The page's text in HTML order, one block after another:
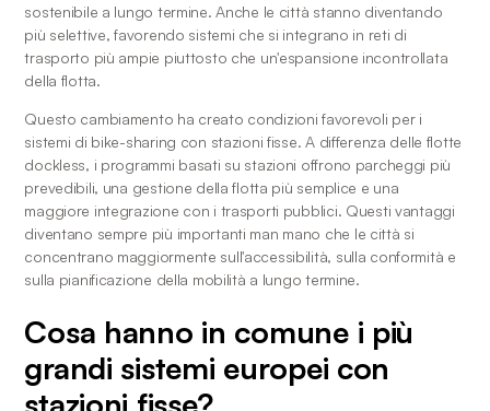
sostenibile a lungo termine. Anche le città stanno diventando
più selettive, favorendo sistemi che si integrano in reti di
trasporto più ampie piuttosto che un'espansione incontrollata
della flotta.
Questo cambiamento ha creato condizioni favorevoli per i
sistemi di bike-sharing con stazioni fisse. A differenza delle flotte
dockless, i programmi basati su stazioni offrono parcheggi più
prevedibili, una gestione della flotta più semplice e una
maggiore integrazione con i trasporti pubblici. Questi vantaggi
diventano sempre più importanti man mano che le città si
concentrano maggiormente sull'accessibilità, sulla conformità e
sulla pianificazione della mobilità a lungo termine.
Cosa hanno in comune i più
grandi sistemi europei con